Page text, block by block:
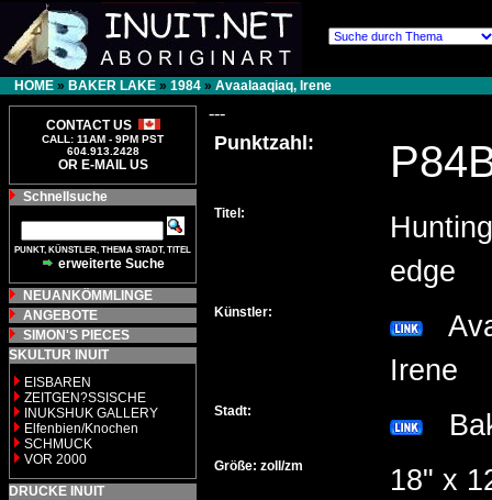
HOME » BAKER LAKE » 1984 » Avaalaaqiaq, Irene
CONTACT US
CALL: 11AM - 9PM PST
604.913.2428
OR E-MAIL US
Schnellsuche
PUNKT, KÜNSTLER, THEMA STADT, TITEL
erweiterte Suche
NEUANKÖMMLINGE
ANGEBOTE
SIMON'S PIECES
SKULTUR INUIT
EISBAREN
ZEITGEN?SSISCHE
INUKSHUK GALLERY
Elfenbien/Knochen
SCHMUCK
VOR 2000
DRUCKE INUIT
---
Punktzahl:
Titel:
edge
Künstler:
Irene
Stadt:
Größe: zoll/zm
18" x